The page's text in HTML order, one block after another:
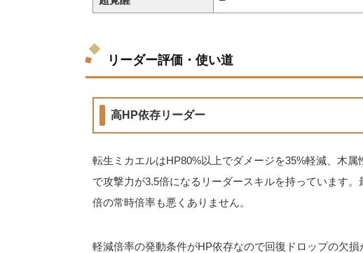
リーダー評価・使い道
高HP依存リーダー
転生ミカエルはHP80%以上でダメージを35%軽減、木
で攻撃力が3.5倍になるリーダースキルを持っています
倍の常時倍率も悪くありません。
軽減倍率の発動条件がHP依存なので回復ドロップの欠損